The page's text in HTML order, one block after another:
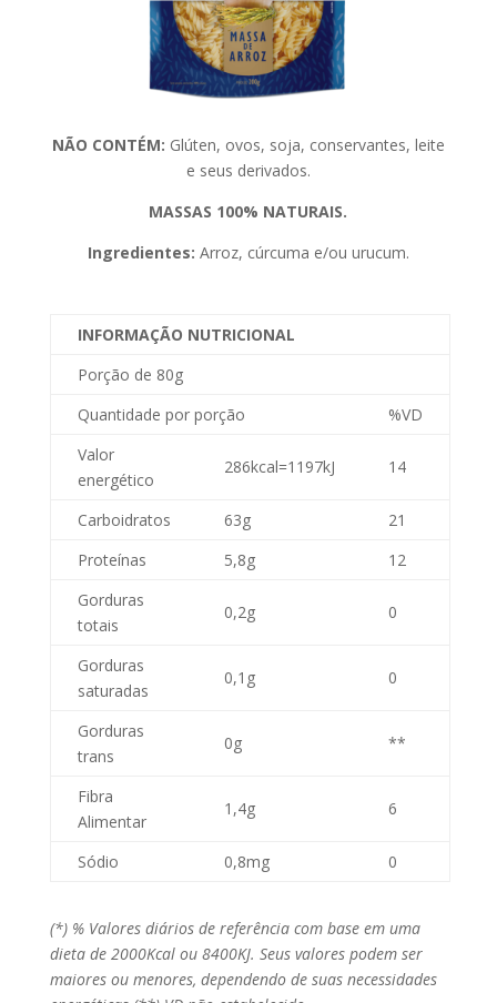
NÃO CONTÉM: Glúten, ovos, soja, conservantes, leite
e seus derivados.
MASSAS 100% NATURAIS.
Ingredientes: Arroz, cúrcuma e/ou urucum.
INFORMAÇÃO NUTRICIONAL
Porção de 80g
Quantidade por porção
%VD
Valor
energético
286kcal=1197kJ 14
Carboidratos 63g
21
Proteínas
5,8g
12
Gorduras
totais
0,2g 0
Gorduras
saturadas
0,1g 0
Gorduras
trans
0g **
Fibra
Alimentar
1,4g 6
Sódio 0,8mg 0
(*) % Valores diários de referência com base em uma
dieta de 2000Kcal ou 8400KJ. Seus valores podem ser
maiores ou menores, dependendo de suas necessidades